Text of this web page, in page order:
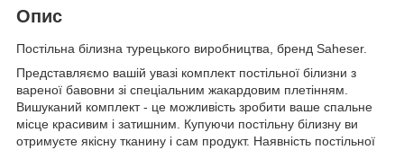
Опис
Постільна білизна турецького виробництва, бренд Saheser.
Представляємо вашій увазі комплект постільної білизни з
вареної бавовни зі спеціальним жакардовим плетінням.
Вишуканий комплект - це можливість зробити ваше спальне
місце красивим і затишним. Купуючи постільну білизну ви
отримуєте якісну тканину і сам продукт. Наявність постільної